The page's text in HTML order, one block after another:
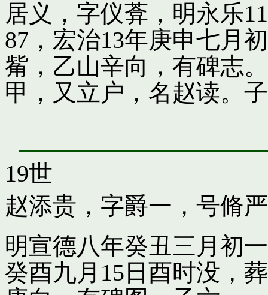
居义，字仪葊，明永乐
87，宏治13年庚申七月
觜，乙山辛向，有碑志
甲，又立户，名赵读。
19世
赵添贵，字爵一，号脩严
明宣德八年癸丑三月初
癸酉九月15日酉时没，